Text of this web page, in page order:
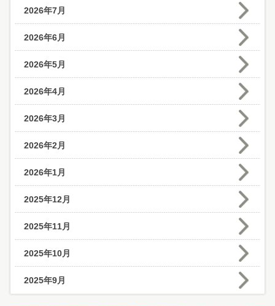
2026年7月
2026年6月
2026年5月
2026年4月
2026年3月
2026年2月
2026年1月
2025年12月
2025年11月
2025年10月
2025年9月